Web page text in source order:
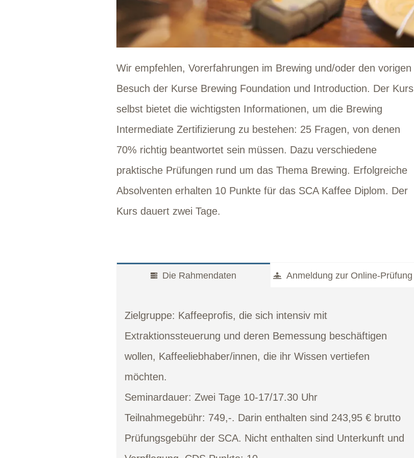
Wir empfehlen, Vorerfahrungen im Brewing und/oder den vorigen
Besuch der Kurse Brewing Foundation und Introduction. Der Kurs
selbst bietet die wichtigsten Informationen, um die Brewing
Intermediate Zertifizierung zu bestehen: 25 Fragen, von denen
70% richtig beantwortet sein müssen. Dazu verschiedene
praktische Prüfungen rund um das Thema Brewing. Erfolgreiche
Absolventen erhalten 10 Punkte für das SCA Kaffee Diplom. Der
Kurs dauert zwei Tage.
Die Rahmendaten Anmeldung zur Online-Prüfung
Zielgruppe: Kaffeeprofis, die sich intensiv mit
Extraktionssteuerung und deren Bemessung beschäftigen
wollen, Kaffeeliebhaber/innen, die ihr Wissen vertiefen
möchten.
Seminardauer: Zwei Tage 10-17/17.30 Uhr
Teilnahmegebühr: 749,-. Darin enthalten sind 243,95 € brutto
Prüfungsgebühr der SCA. Nicht enthalten sind Unterkunft und